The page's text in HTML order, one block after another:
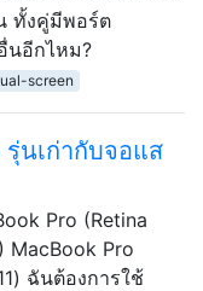
ทั้งคู่มีพอร์ต
นอีกไหม?
screen
นเก่ากับจอแส
Pro (Retina
MacBook Pro
ฉันต้องการใช้